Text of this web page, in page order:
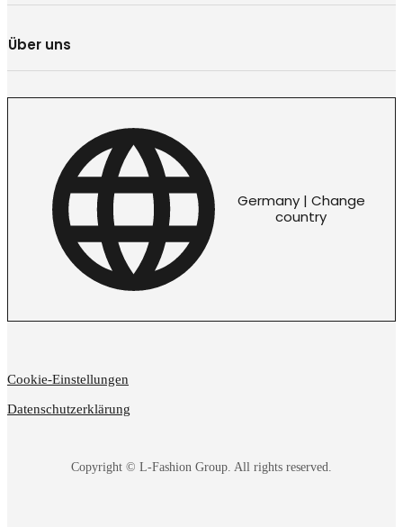
Über uns
Germany | Change
country
Copyright © L-Fashion Group. All rights reserved.
Cookie-Einstellungen
Datenschutzerklärung